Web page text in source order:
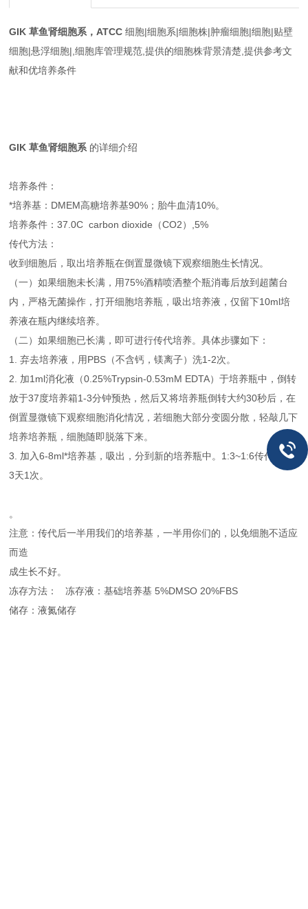
GIK 草鱼肾细胞系 ，ATCC 细胞|细胞系|细胞株|肿瘤细胞|细胞|贴壁
细胞|悬浮细胞|,细胞库管理规范,提供的细胞株背景清楚,提供参考文
献和优培养条件
GIK 草鱼肾细胞系 的详细介绍
培养条件：
*培养基：DMEM高糖培养基90%；胎牛血清10%。
培养条件：37.0C carbon dioxide（CO2）,5%
传代方法：
收到细胞后，取出培养瓶在倒置显微镜下观察细胞生长情况。
（一）如果细胞未长满，用75%酒精喷洒整个瓶消毒后放到超菌台
内，严格无菌操作，打开细胞培养瓶，吸出培养液，仅留下10ml培
养液在瓶内继续培养。
（二）如果细胞已长满，即可进行传代培养。具体步骤如下：
1. 弃去培养液，用PBS（不含钙，镁离子）洗1-2次。
2. 加1ml消化液（0.25%Trypsin-0.53mM EDTA）于培养瓶中，倒转
放于37度培养箱1-3分钟预热，然后又将培养瓶倒转大约30秒后，在
倒置显微镜下观察细胞消化情况，若细胞大部分变圆分散，轻敲几下
培养培养瓶，细胞随即脱落下来。
3. 加入6-8ml*培养基，吸出，分到新的培养瓶中。1:3~1:6传代；2~
3天1次。
。
注意：传代后一半用我们的培养基，一半用你们的，以免细胞不适应
而造
成生长不好。
冻存方法： 冻存液：基础培养基 5%DMSO 20%FBS
储存：液氮储存